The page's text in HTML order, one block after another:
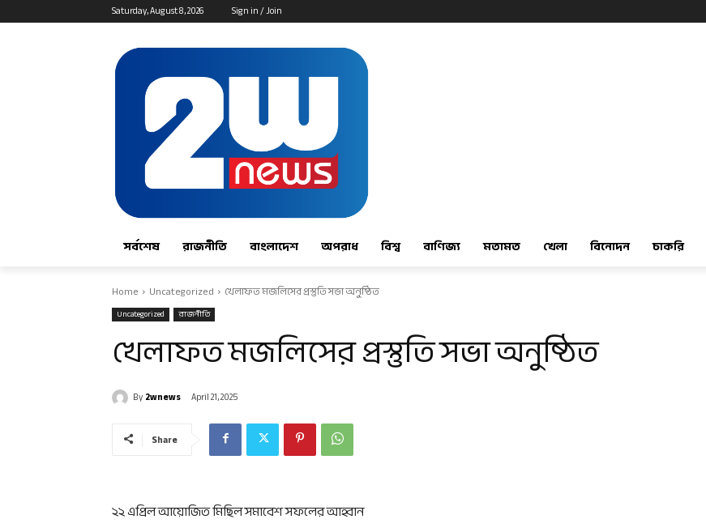
Saturday, August 8, 2026 Sign in / Join
সর্বশেষ রাজনীতি বাংলাদেশ অপরাধ বিশ্ব বাণিজ্য মতামত খেলা বিনোদন চাকরি
Home Uncategorized খেলাফত মজলিসের প্রস্তুতি সভা অনুষ্ঠিত
Uncategorized রাজনীতি
খেলাফত মজলিসের প্রস্তুতি সভা অনুষ্ঠিত
By2wnews April 21, 2025
Share
২২ এপ্রিল আয়োজিত মিছিল সমাবেশ সফলের আহ্বান